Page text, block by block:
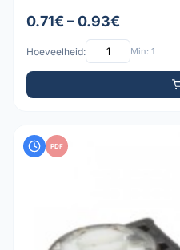
0.71€ – 0.93€
Hoeveelheid: Min: 1
PDF